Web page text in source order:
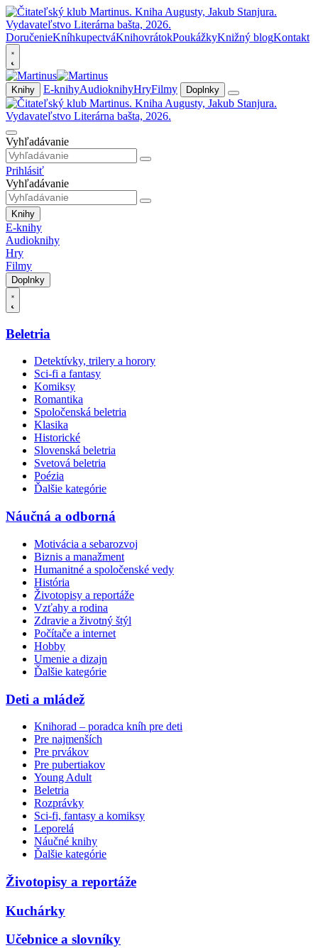
DoručenieKníhkupectváKnihovrátokPoukážkyKnižný blogKontakt
Knihy E-knihyAudioknihyHryFilmy Doplnky
Vyhľadávanie
Prihlásiť
Vyhľadávanie
Knihy
E-knihy
Audioknihy
Hry
Filmy
Doplnky
Beletria
Detektívky, trilery a horory
Sci-fi a fantasy
Komiksy
Romantika
Spoločenská beletria
Klasika
Historické
Slovenská beletria
Svetová beletria
Poézia
Ďalšie kategórie
Náučná a odborná
Motivácia a sebarozvoj
Biznis a manažment
Humanitné a spoločenské vedy
História
Životopisy a reportáže
Vzťahy a rodina
Zdravie a životný štýl
Počítače a internet
Hobby
Umenie a dizajn
Ďalšie kategórie
Deti a mládež
Knihorad – poradca kníh pre deti
Pre najmenších
Pre prvákov
Pre pubertiakov
Young Adult
Beletria
Rozprávky
Sci-fi, fantasy a komiksy
Leporelá
Náučné knihy
Ďalšie kategórie
Životopisy a reportáže
Kuchárky
Učebnice a slovníky